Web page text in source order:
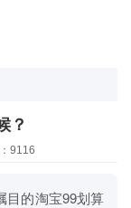
？
9116
目的淘宝99划算